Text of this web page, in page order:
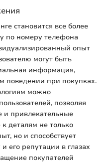
становится все более
по номеру телефона
опыт
могут быть
информация,
поведении при покупках.
можно
позволяя
и привлекательные
деталям не только
но и способствует
его репутации в глазах
покупателей